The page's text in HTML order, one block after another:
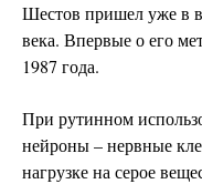
Шестов пришел уже в
века. Впервые о его
1987 года.
При рутинном
нейроны – нервные
нагрузке на серое